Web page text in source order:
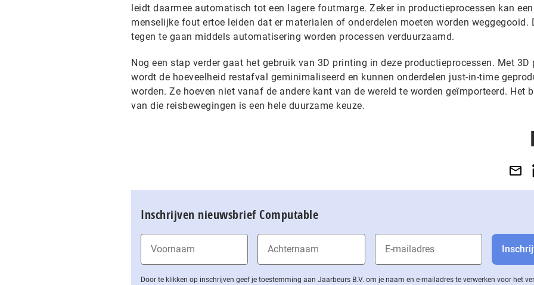
leidt daarmee automatisch tot een lagere foutmarge. Zeker in productieprocessen kan een
menselijke fout ertoe leiden dat er materialen of onderdelen moeten worden weggegooid.
tegen te gaan middels automatisering worden processen verduurzaamd.
Nog een stap verder gaat het gebruik van 3D printing in deze productieprocessen. Met 3D
wordt de hoeveelheid restafval geminimaliseerd en kunnen onderdelen just-in-time
worden. Ze hoeven niet vanaf de andere kant van de wereld te worden geïmporteerd. Het
van die reisbewegingen is een hele duurzame keuze.
Inschrijven nieuwsbrief Computable
Door te klikken op inschrijven geef je toestemming aan Jaarbeurs B.V. om je naam en e-mailadres te verwerken voor het